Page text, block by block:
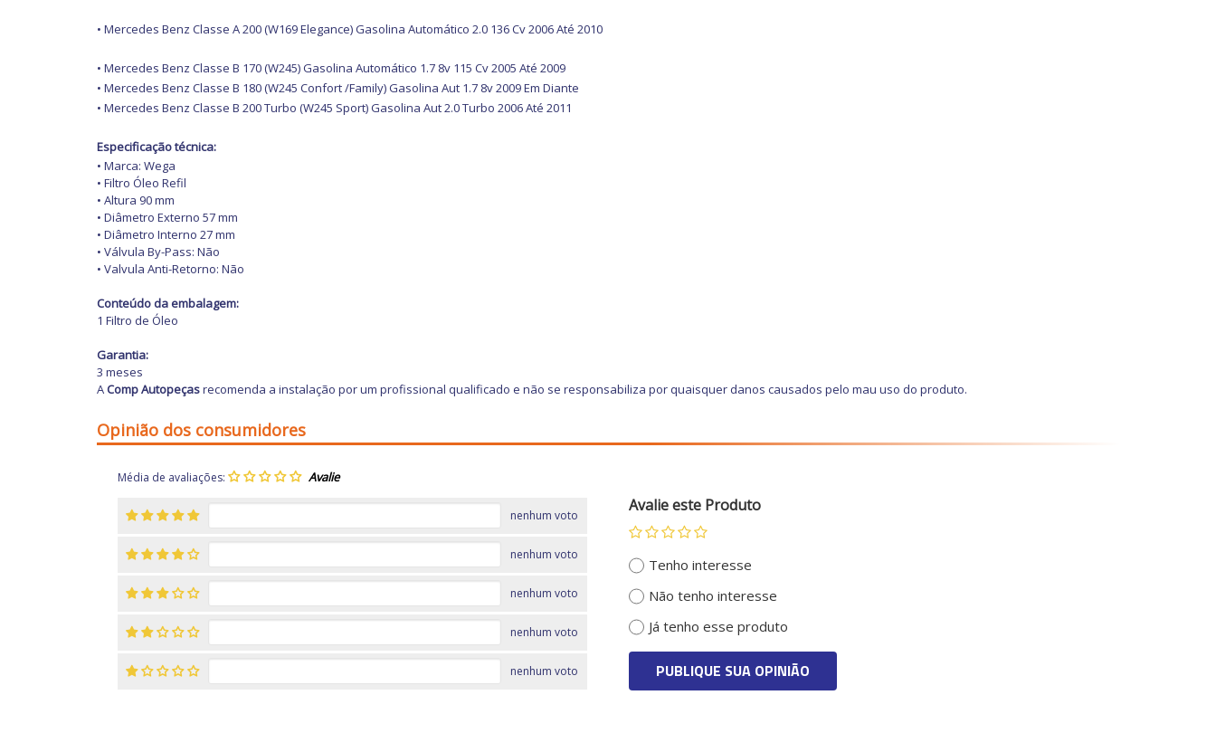
• Mercedes Benz Classe A 200 (W169 Elegance) Gasolina Automático 2.0 136 Cv 2006 Até 2010
• Mercedes Benz Classe B 170 (W245) Gasolina Automático 1.7 8v 115 Cv 2005 Até 2009
• Mercedes Benz Classe B 180 (W245 Confort /Family) Gasolina Aut 1.7 8v 2009 Em Diante
• Mercedes Benz Classe B 200 Turbo (W245 Sport) Gasolina Aut 2.0 Turbo 2006 Até 2011
Especificação técnica:
• Marca: Wega
• Filtro Óleo Refil
• Altura 90 mm
• Diâmetro Externo 57 mm
• Diâmetro Interno 27 mm
• Válvula By-Pass: Não
• Valvula Anti-Retorno: Não
Conteúdo da embalagem:
1 Filtro de Óleo
Garantia:
3 meses
AComp Autopeçasrecomenda a instalação por um profissional qualificado e não se responsabiliza por quaisquer danos causados pelo mau uso do produto.
Opinião dos consumidores
Média de avaliações:
nenhum voto
nenhum voto
nenhum voto
nenhum voto
nenhum voto
Avalie este Produto
Tenho interesse
Não tenho interesse
Já tenho esse produto
PUBLIQUE SUA OPINIÃO